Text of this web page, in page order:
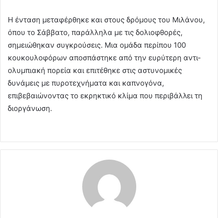
Η ένταση μεταφέρθηκε και στους δρόμους του Μιλάνου,
όπου το Σάββατο, παράλληλα με τις δολιοφθορές,
σημειώθηκαν συγκρούσεις. Μια ομάδα περίπου 100
κουκουλοφόρων αποσπάστηκε από την ευρύτερη αντι-
ολυμπιακή πορεία και επιτέθηκε στις αστυνομικές
δυνάμεις με πυροτεχνήματα και καπνογόνα,
επιβεβαιώνοντας το εκρηκτικό κλίμα που περιβάλλει τη
διοργάνωση.